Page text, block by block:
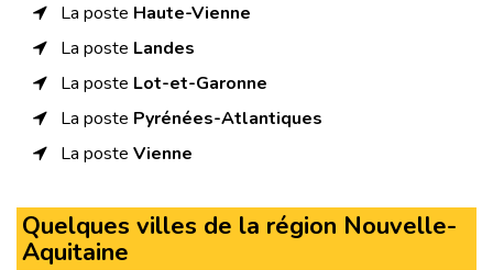
La poste Haute-Vienne
La poste Landes
La poste Lot-et-Garonne
La poste Pyrénées-Atlantiques
La poste Vienne
Quelques villes de la région Nouvelle-
Aquitaine